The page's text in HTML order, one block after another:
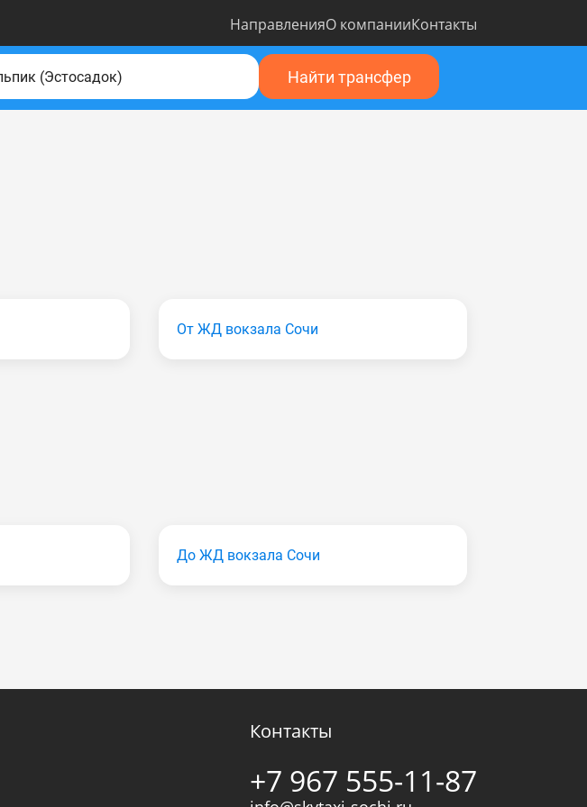
НаправленияО компанииКонтакты
Найти трансфер
От ЖД вокзала Сочи
До ЖД вокзала Сочи
Контакты
+7 967 555-11-87